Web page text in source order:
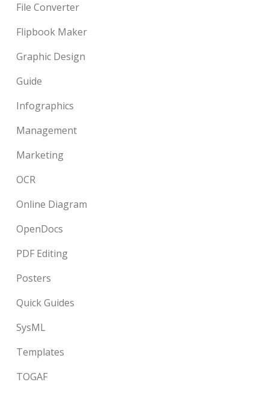
File Converter
Flipbook Maker
Graphic Design
Guide
Infographics
Management
Marketing
OCR
Online Diagram
OpenDocs
PDF Editing
Posters
Quick Guides
SysML
Templates
TOGAF